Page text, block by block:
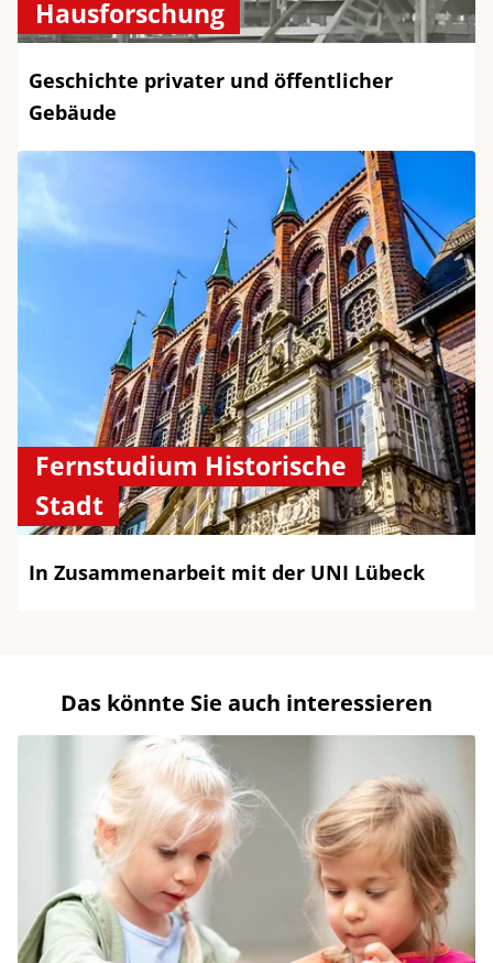
Hausforschung
Geschichte privater und öffentlicher
Gebäude
Fernstudium Historische
Stadt
In Zusammenarbeit mit der UNI Lübeck
Das könnte Sie auch interessieren